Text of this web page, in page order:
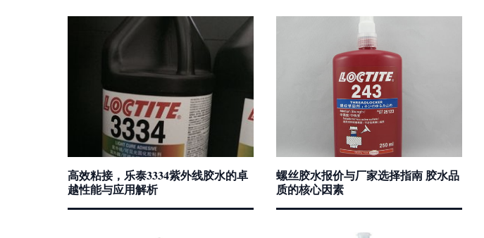
高效粘接，乐泰3334紫外线胶水的卓
越性能与应用解析
螺丝胶水报价与厂家选择指南 胶水品
质的核心因素